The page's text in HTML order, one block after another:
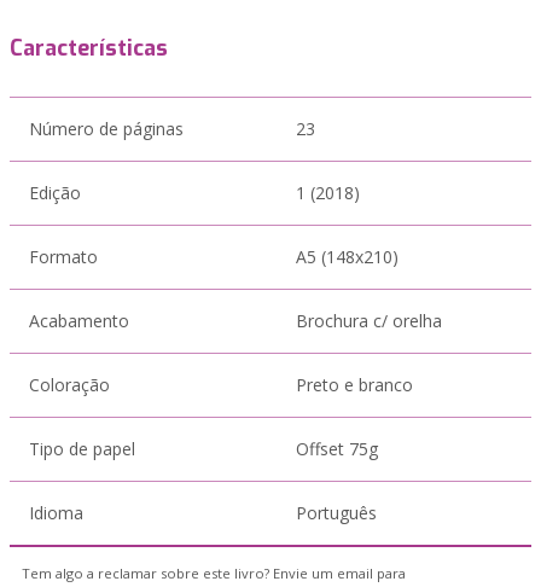
Características
Número de páginas 23
Edição 1 (2018)
Formato A5 (148x210)
Acabamento Brochura c/ orelha
Coloração Preto e branco
Tipo de papel Offset 75g
Idioma Português
Tem algo a reclamar sobre este livro? Envie um email para